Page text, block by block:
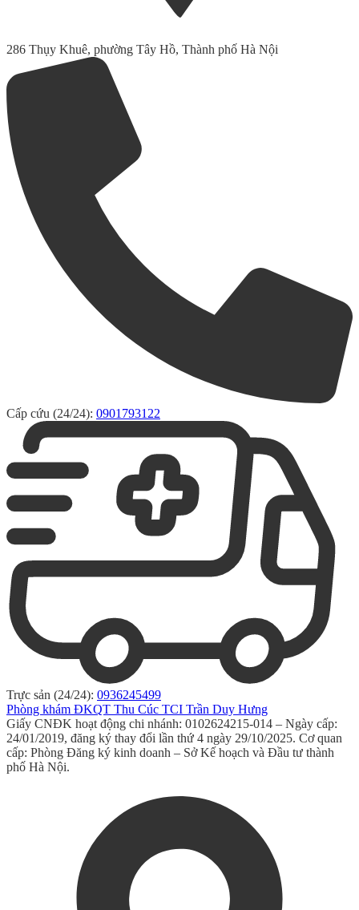
286 Thụy Khuê, phường Tây Hồ, Thành phố Hà Nội
Cấp cứu (24/24): 0901793122
Trực sản (24/24): 0936245499
Phòng khám ĐKQT Thu Cúc TCI Trần Duy Hưng
Giấy CNĐK hoạt động chi nhánh: 0102624215-014 – Ngày cấp:
24/01/2019, đăng ký thay đổi lần thứ 4 ngày 29/10/2025. Cơ quan
cấp: Phòng Đăng ký kinh doanh – Sở Kế hoạch và Đầu tư thành
phố Hà Nội.